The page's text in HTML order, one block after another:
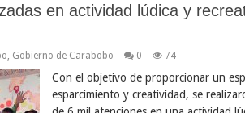
en actividad lúdica y
Gobierno de Carabobo 0 74
Con el objetivo de proporcionar un
esparcimiento y creatividad, se